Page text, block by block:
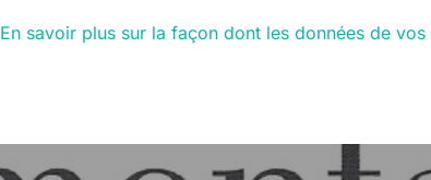
En savoir plus sur la façon dont les données de